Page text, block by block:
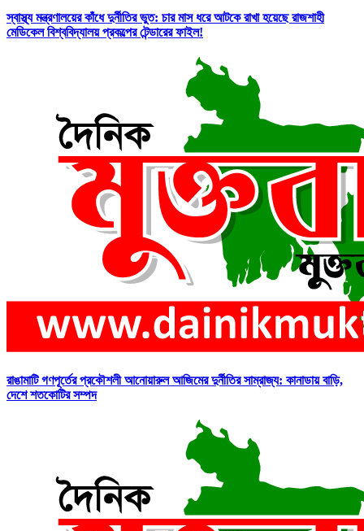
স্বাস্থ্য মন্ত্রণালয়ের কাঁধে দুর্নীতির ভুত: চার মাস ধরে আটকে রাখা হয়েছে রাজশাহী
মেডিকেল বিশ্ববিদ্যালয় প্রকল্পের টেন্ডারের ফাইল!
রাঙামাটি গণপূর্তের প্রকৌশলী আনোয়ারুল আজিমের দুর্নীতির সাম্রাজ্য: কানাডায় বাড়ি,
দেশে শতকোটির সম্পদ